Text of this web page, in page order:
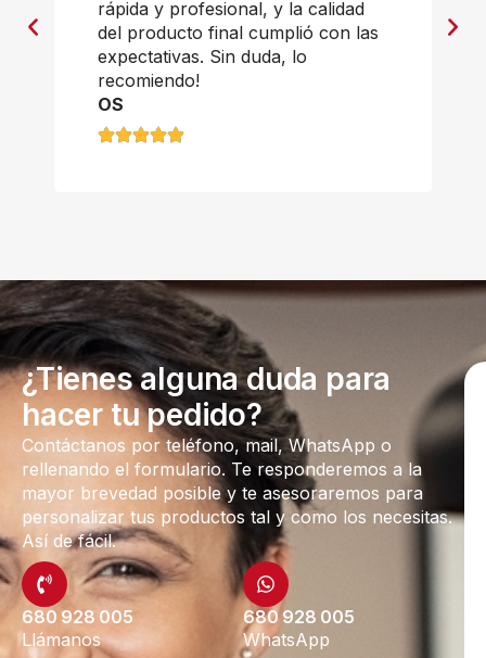
rápida y profesional, y la calidad
del producto final cumplió con las
expectativas. Sin duda, lo
recomiendo!
OS
¿Tienes alguna duda para
hacer tu pedido?
Contáctanos por teléfono, mail, WhatsApp o
rellenando el formulario. Te responderemos a la
mayor brevedad posible y te asesoraremos para
personalizar tus productos tal y como los necesitas.
Así de fácil.
680 928 005
Llámanos
680 928 005
WhatsApp